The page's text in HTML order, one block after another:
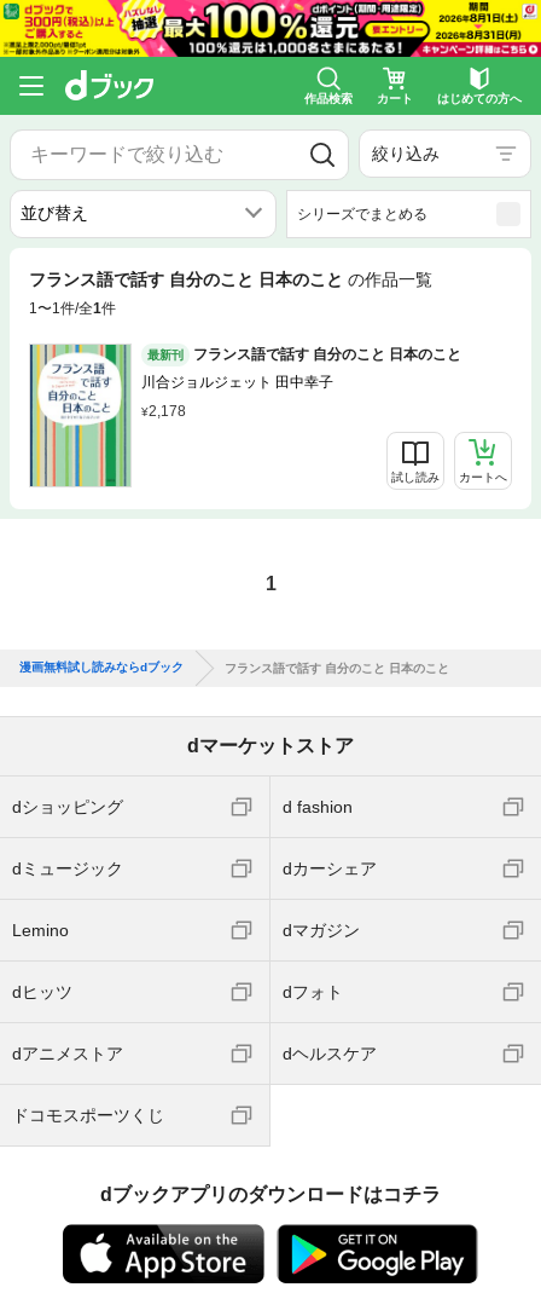
作品検索 カート はじめての方へ
絞り込み
シリーズでまとめる
フランス語で話す 自分のこと 日本のこと の作品一覧
1〜1件/全1件
最新刊
フランス語で話す 自分のこと 日本のこと
川合ジョルジェット 田中幸子
2,178
試し読み カートへ
1
漫画無料試し読みならdブック フランス語で話す 自分のこと 日本のこと
dマーケットストア
dショッピング d fashion
dミュージック dカーシェア
Lemino dマガジン
dヒッツ dフォト
dアニメストア dヘルスケア
ドコモスポーツくじ
dブックアプリのダウンロードはコチラ